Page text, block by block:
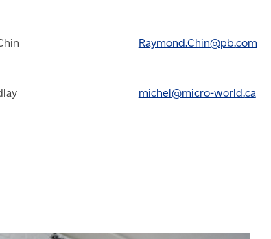
Raymond.Chin@pb.com
michel@micro-world.ca